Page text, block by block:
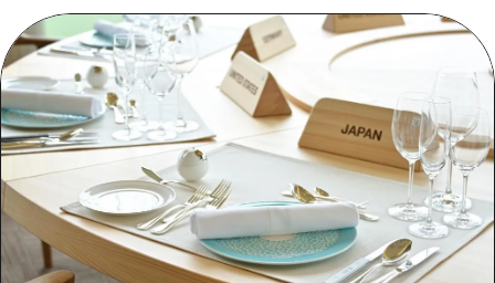
特集
特集一覧
おすすめ
アート
イベント・祭り
モデルコース
モデルコース一覧
Dive! Hiroshima 公式ガイド
広島もしもトラベル
スポット・体験
スポット・体験一覧
イベント